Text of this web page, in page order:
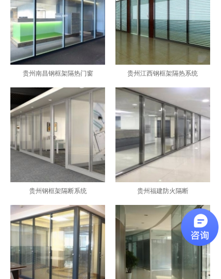
贵州南昌钢框架隔热门窗 贵州江西钢框架隔热系统
贵州钢框架隔断系统 贵州福建防火隔断